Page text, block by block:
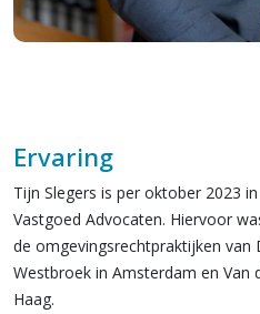
Ervaring
Tijn Slegers is per oktober 2023
Vastgoed Advocaten. Hiervoor
de omgevingsrechtpraktijken van
Westbroek in Amsterdam en Van
Haag.